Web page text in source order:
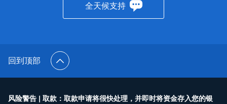
全天候支持
回到顶部
风险警告 | 取款：取款申请将很快处理，并即时将资金存入您的银